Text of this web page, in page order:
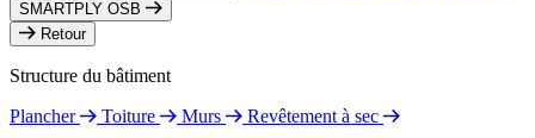
SMARTPLY OSB
Retour
Structure du bâtiment
Plancher
Toiture Murs Revêtement à sec